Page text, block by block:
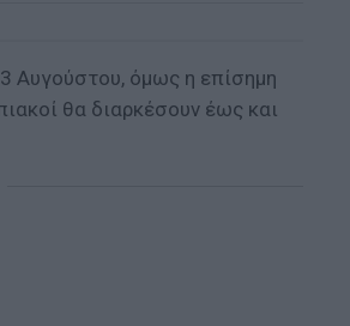
Αυγούστου, όμως η επίσημη
θα διαρκέσουν έως και